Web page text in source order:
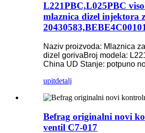
L221PBC,L025PBC
mlaznica dizel injektora
Naziv proizvoda: Mlaznica
dizel gorivaBroj modela:
China UD Stanje: potpuno
upitdetalj
Befrag originalni novi
ventil C7-017